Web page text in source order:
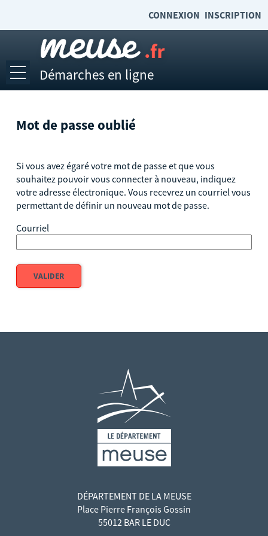
Démarches en ligne
CONNEXION INSCRIPTION
Ouvrir le menu
Emplois et stages
Mes documents
Mon compte
BRSA - Offres de bénévolat
Mot de passe oublié
Si vous avez égaré votre mot de passe et que vous
souhaitez pouvoir vous connecter à nouveau, indiquez
votre adresse électronique. Vous recevrez un courriel vous
permettant de définir un nouveau mot de passe.
Courriel
VALIDER
DÉPARTEMENT DE LA MEUSE
Place Pierre François Gossin
55012 BAR LE DUC